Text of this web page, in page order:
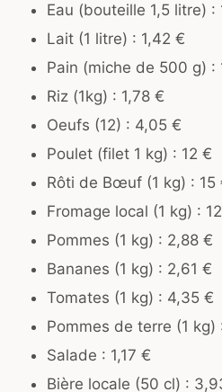
Eau (bouteille 1,5 litre) :
Lait (1 litre) : 1,42 €
Pain (miche de 500 g) :
Riz (1kg) : 1,78 €
Oeufs (12) : 4,05 €
Poulet (filet 1 kg) : 12 €
Rôti de Bœuf (1 kg) : 15
Fromage local (1 kg) :
Pommes (1 kg) : 2,88 €
Bananes (1 kg) : 2,61 €
Tomates (1 kg) : 4,35 €
Pommes de terre (1 kg)
Salade : 1,17 €
Bière locale (50 cl) :